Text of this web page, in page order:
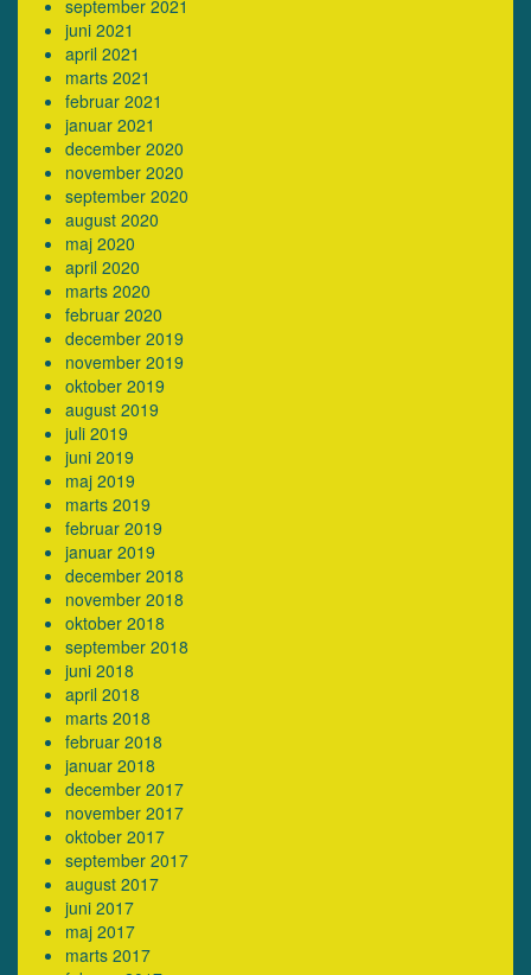
september 2021
juni 2021
april 2021
marts 2021
februar 2021
januar 2021
december 2020
november 2020
september 2020
august 2020
maj 2020
april 2020
marts 2020
februar 2020
december 2019
november 2019
oktober 2019
august 2019
juli 2019
juni 2019
maj 2019
marts 2019
februar 2019
januar 2019
december 2018
november 2018
oktober 2018
september 2018
juni 2018
april 2018
marts 2018
februar 2018
januar 2018
december 2017
november 2017
oktober 2017
september 2017
august 2017
juni 2017
maj 2017
marts 2017